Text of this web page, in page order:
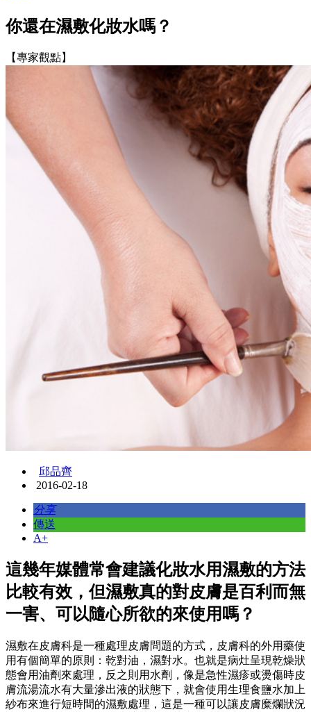
你還在濕敷化妝水嗎？
【專家觀點】
邱品齊
2016-02-18
分享
傳送
A+
這幾年媒體常會建議化妝水用濕敷的方法
比較有效，但濕敷真的對皮膚是百利而無
一害、可以隨心所欲的來使用嗎？
濕敷在皮膚科是一種處理皮膚問題的方式，皮膚科的外用藥使
用有個簡單的原則：乾對油，濕對水。也就是病灶呈現乾燥狀
態會用油劑來處理，反之則用水劑，像是急性濕疹或燙傷時皮
膚流湯流水有大量滲出液的狀態下，就會使用生理食鹽水加上
紗布來進行短時間的濕敷處理，這是一種可以讓皮膚糜爛狀況